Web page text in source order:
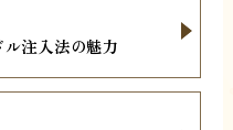
注入法の魅力